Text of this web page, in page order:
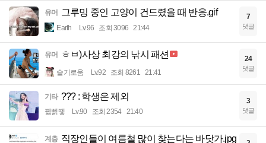
유머 그루밍 중인 고양이 건드렸을 때 반응.gif
Earth Lv.96 조회 3096 21:44
7
댓글
유머 ㅎㅂ)사상 최강의 낚시 패션
슬기로움 Lv.92 조회 8261 21:41
24
댓글
기타 ??? : 학생은 제외
꿻뻵뗗 Lv.90 조회 2354 21:40
3
댓글
계층 직장인들이 여름철 많이 찾는다는 바닷가.jpg